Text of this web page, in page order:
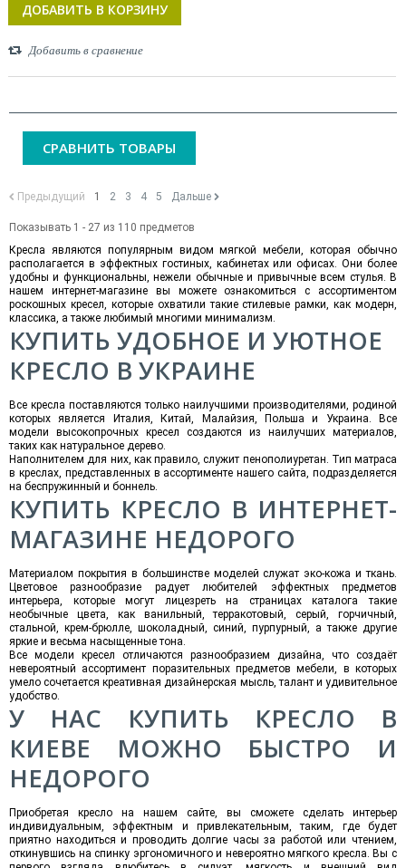
ДОБАВИТЬ В КОРЗИНУ
Добавить в сравнение
СРАВНИТЬ ТОВАРЫ
Предыдущий 1 2 3 4 5 Дальше
Показывать 1 - 27 из 110 предметов
Кресла являются популярным видом мягкой мебели, которая обычно
располагается в эффектных гостиных, кабинетах или офисах. Они более
удобны и функциональны, нежели обычные и привычные всем стулья. В
нашем интернет-магазине вы можете ознакомиться с ассортиментом
роскошных кресел, которые охватили такие стилевые рамки, как модерн,
классика, а также любимый многими минимализм.
КУПИТЬ УДОБНОЕ И УЮТНОЕ
КРЕСЛО В УКРАИНЕ
Все кресла поставляются только наилучшими производителями, родиной
которых является Италия, Китай, Малайзия, Польша и Украина. Все
модели высокопрочных кресел создаются из наилучших материалов,
таких как натуральное дерево.
Наполнителем для них, как правило, служит пенополиуретан. Тип матраса
в креслах, представленных в ассортименте нашего сайта, подразделяется
на беспружинный и боннель.
КУПИТЬ КРЕСЛО В ИНТЕРНЕТ-
МАГАЗИНЕ НЕДОРОГО
Материалом покрытия в большинстве моделей служат эко-кожа и ткань.
Цветовое разнообразие радует любителей эффектных предметов
интерьера, которые могут лицезреть на страницах каталога такие
необычные цвета, как ванильный, терракотовый, серый, горчичный,
стальной, крем-брюлле, шоколадный, синий, пурпурный, а также другие
яркие и весьма насыщенные тона.
Все модели кресел отличаются разнообразием дизайна, что создаёт
невероятный ассортимент поразительных предметов мебели, в которых
умело сочетается креативная дизайнерская мысль, талант и удивительное
удобство.
У НАС КУПИТЬ КРЕСЛО В
КИЕВЕ МОЖНО БЫСТРО И
НЕДОРОГО
Приобретая кресло на нашем сайте, вы сможете сделать интерьер
индивидуальным, эффектным и привлекательным, таким, где будет
приятно находиться и проводить долгие часы за работой или чтением,
откинувшись на спинку эргономичного и невероятно мягкого кресла. Вы с